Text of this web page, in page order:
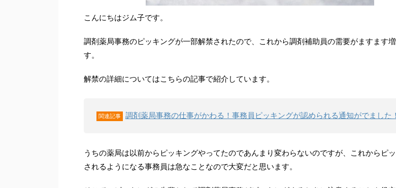
こんにちはジム子です。
調剤薬局事務のピッキングが一部解禁されたので、これから調剤補助員の需要がますます
す。
解禁の詳細についてはこちらの記事で紹介しています。
関連記事 調剤薬局事務の仕事がかわる！事務員ピッキングが認められる通知がでました！
うちの薬局は以前からピッキングやってたのであんまり変わらないのですが、これからピ
されるようになる事務員は急なことなので大変だと思います。